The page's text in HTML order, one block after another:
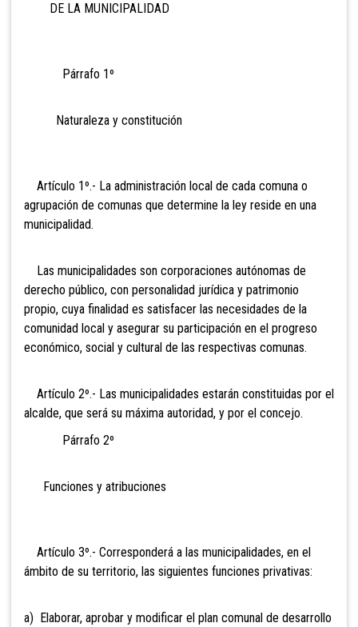
DE LA MUNICIPALIDAD
Párrafo 1º
Naturaleza y constitución
Artículo 1º.- La administración local de cada comuna o
agrupación de comunas que determine la ley reside en una
municipalidad.
Las municipalidades son corporaciones autónomas de
derecho público, con personalidad jurídica y patrimonio
propio, cuya finalidad es satisfacer las necesidades de la
comunidad local y asegurar su participación en el progreso
económico, social y cultural de las respectivas comunas.
Artículo 2º.- Las municipalidades estarán constituidas por el
alcalde, que será su máxima autoridad, y por el concejo.
Párrafo 2º
Funciones y atribuciones
Artículo 3º.- Corresponderá a las municipalidades, en el
ámbito de su territorio, las siguientes funciones privativas:
a) Elaborar, aprobar y modificar el plan comunal de desarrollo